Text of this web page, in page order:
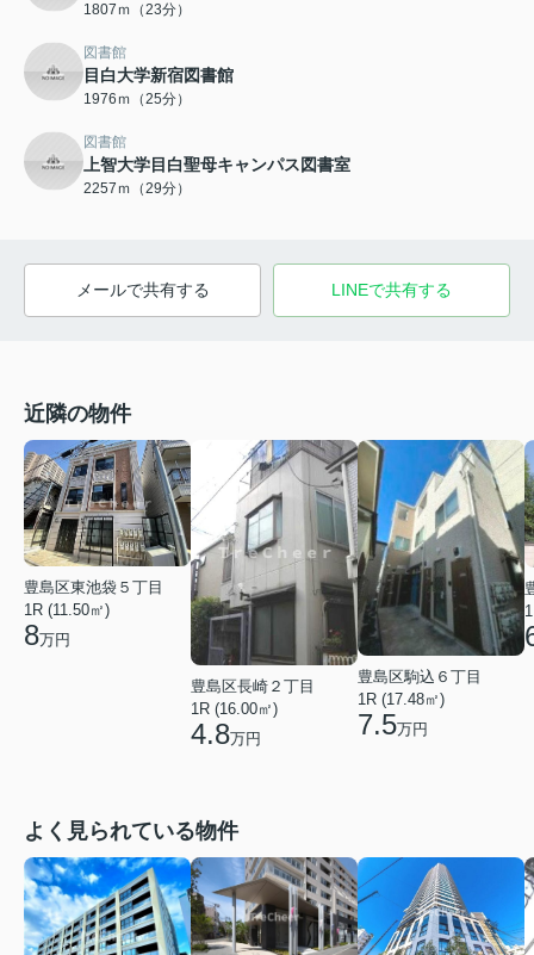
1807ｍ（23分）
図書館
目白大学新宿図書館
1976ｍ（25分）
図書館
上智大学目白聖母キャンパス図書室
2257ｍ（29分）
メールで共有する LINEで共有する
近隣の物件
豊島区東池袋５丁目
1R (11.50㎡)
8万円
豊島区長崎２丁目
1R (16.00㎡)
4.8万円
豊島区駒込６丁目
1R (17.48㎡)
7.5万円
よく見られている物件